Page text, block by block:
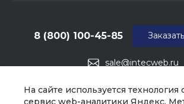
На сайте используется технология
сервис web-аналитики Яндекс.
sale@intecweb.ru
8 (800) 100-45-85
г. Москва, ул.